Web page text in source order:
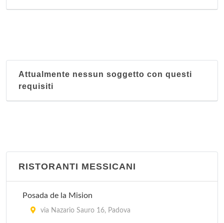
Attualmente nessun soggetto con questi
requisiti
RISTORANTI MESSICANI
Posada de la Mision
via Nazario Sauro 16, Padova